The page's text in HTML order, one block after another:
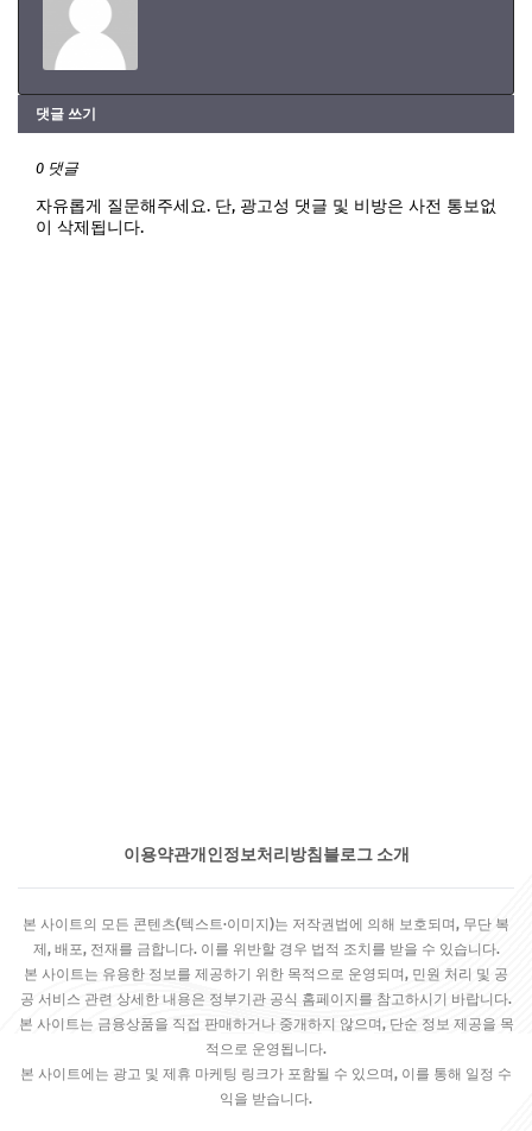
댓글 쓰기
0 댓글
자유롭게 질문해주세요. 단, 광고성 댓글 및 비방은 사전 통보없
이 삭제됩니다.
이용약관개인정보처리방침 블로그 소개
본 사이트의 모든 콘텐츠(텍스트·이미지)는 저작권법에 의해 보호되며, 무단 복
제, 배포, 전재를 금합니다. 이를 위반할 경우 법적 조치를 받을 수 있습니다.
본 사이트는 유용한 정보를 제공하기 위한 목적으로 운영되며, 민원 처리 및 공
공 서비스 관련 상세한 내용은 정부기관 공식 홈페이지를 참고하시기 바랍니다.
본 사이트는 금융상품을 직접 판매하거나 중개하지 않으며, 단순 정보 제공을 목
적으로 운영됩니다.
본 사이트에는 광고 및 제휴 마케팅 링크가 포함될 수 있으며, 이를 통해 일정 수
익을 받습니다.